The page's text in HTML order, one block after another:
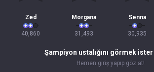
Zed
40,860
Morgana
31,493
Senna
30,935
Şampiyon ustalığını görmek
Hemen giriş yapıp göz at!